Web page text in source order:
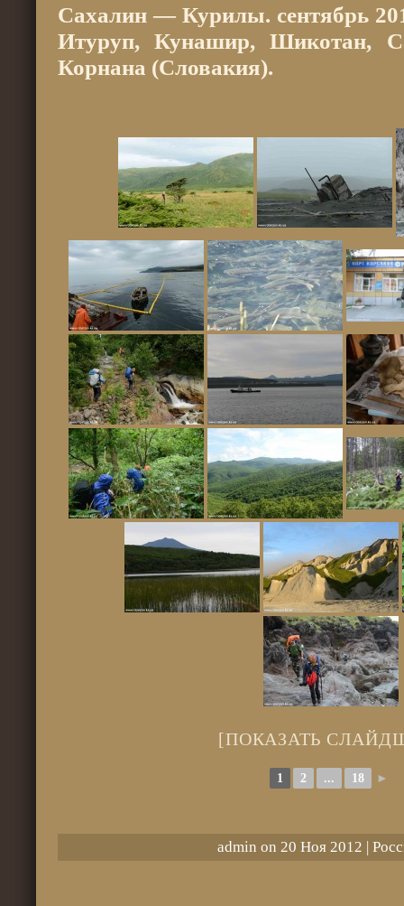
Сахалин — Курилы. сентябрь
Итуруп, Кунашир, Шикотан,
Корнана (Словакия).
[ПОКАЗАТЬ
1 2 ... 18 ►
admin on 20 Ноя 2012 |